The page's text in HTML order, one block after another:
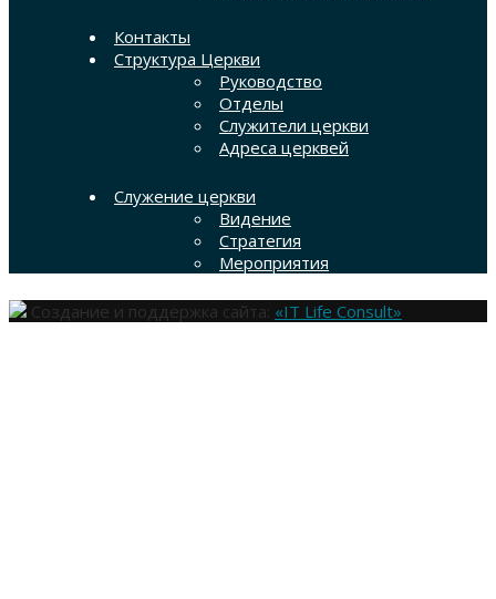
Контакты
Структура Церкви
Руководство
Отделы
Служители церкви
Адреса церквей
Служение церкви
Видение
Стратегия
Мероприятия
Создание и поддержка сайта: «IT Life Consult»